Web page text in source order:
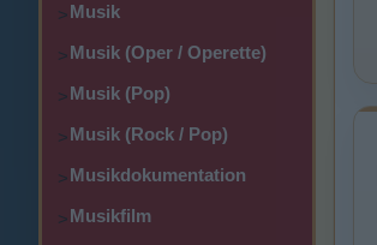
>Musik
>Musik (Oper / Operette)
>Musik (Pop)
>Musik (Rock / Pop)
>Musikdokumentation
>Musikfilm